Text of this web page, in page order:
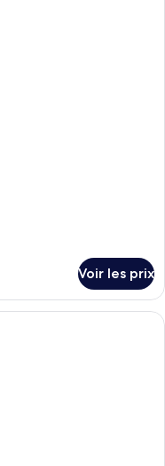
Voir les prix